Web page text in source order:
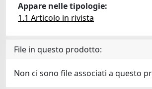
Appare nelle tipologie:
1.1 Articolo in rivista
File in questo prodotto:
Non ci sono file associati a questo